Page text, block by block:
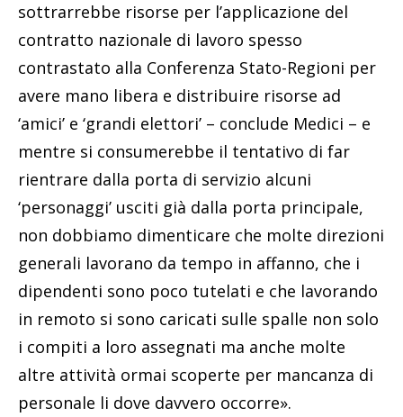
sottrarrebbe risorse per l’applicazione del
contratto nazionale di lavoro spesso
contrastato alla Conferenza Stato-Regioni per
avere mano libera e distribuire risorse ad
‘amici’ e ‘grandi elettori’ – conclude Medici – e
mentre si consumerebbe il tentativo di far
rientrare dalla porta di servizio alcuni
‘personaggi’ usciti già dalla porta principale,
non dobbiamo dimenticare che molte direzioni
generali lavorano da tempo in affanno, che i
dipendenti sono poco tutelati e che lavorando
in remoto si sono caricati sulle spalle non solo
i compiti a loro assegnati ma anche molte
altre attività ormai scoperte per mancanza di
personale li dove davvero occorre».